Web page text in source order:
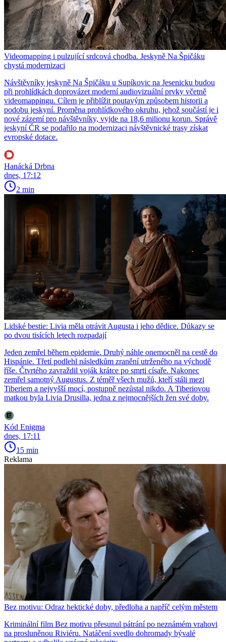
Videomapping i pulzující srdcová chodba. Jeskyně Na Špičáku
chystá modernizaci
Návštěvníky jeskyně Na Špičáku u Supíkovic na Jesenicku budou
při prohlídkách doprovázet moderní audiovizuální prvky včetně
videomappingu. Cílem je přiblížit poutavým způsobem historii a
podobu jeskyní. Proměna prohlídkového okruhu, jehož součástí je i
nové zázemí pro návštěvníky, vyjde na 18,6 milionu korun. Správě
jeskyní ČR se podařilo na modernizaci návštěvnické trasy získat
evropské dotace.
Hanácká Drbna
dnes, 17:12
2 min
Lidské bestie: Livia měla otrávit Augusta i jeho dědice. Důkazy se
po dvou tisících letech rozpadají
Jeden zemřel během epidemie. Druhý náhle onemocněl na cestě do
Hispánie. Třetí podlehl následkům zranění utrženého na východě
říše. Čtvrtého zavraždil voják krátce po smrti císaře. Nakonec
zemřel samotný Augustus. Z téměř všech mužů, kteří stáli mezi
Tiberiem a nejvyšší mocí, postupně nezůstal nikdo. A Tiberiovou
matkou byla Livia Drusilla, jedna z nejmocnějších žen své doby.
Kód Enigma
dnes, 17:11
15 min
Reklama
Bez motivu: Odraz hektické doby, předloha a napříč celým městem
Kriminální film Bez motivu přesunul pátrání po neznámém vrahovi
na prosluněnou Riviéru. Natáčení svedlo dohromady bývalé